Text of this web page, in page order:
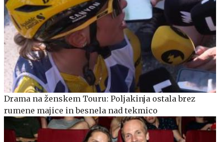
Drama na ženskem Touru: Poljakinja ostala brez
rumene majice in besnela nad tekmico